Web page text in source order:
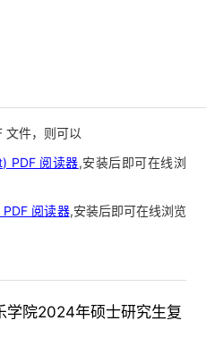
文件，则可以
PDF 阅读器,安装后即可在线浏
阅读器,安装后即可在线浏览
学院2024年硕士研究生复